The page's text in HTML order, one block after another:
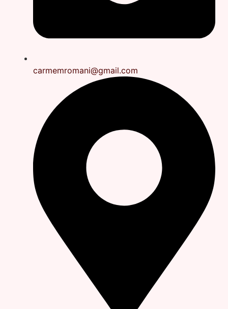
carmemromani@gmail.com